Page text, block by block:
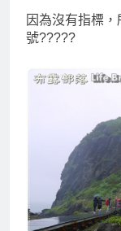
因為沒有指標
號?????